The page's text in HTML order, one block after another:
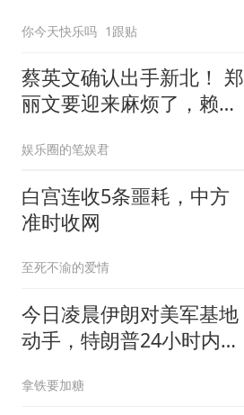
你今天快乐吗 1跟贴
蔡英文确认出手新北！ 郑
丽文要迎来麻烦了，赖清
娱乐圈的笔娱君
白宫连收5条噩耗，中方
准时收网
至死不渝的爱情
今日凌晨伊朗对美军基地
动手，特朗普24小时内服
拿铁要加糖